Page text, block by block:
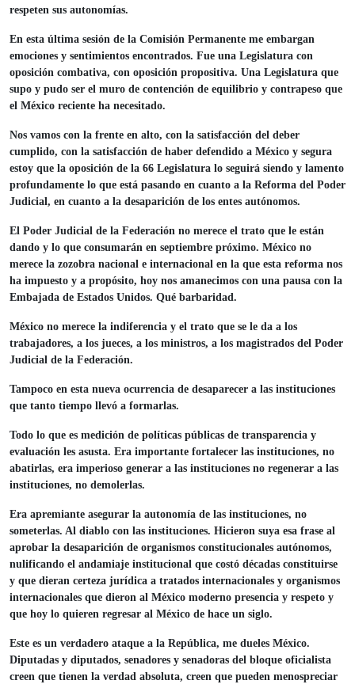
respeten sus autonomías.
En esta última sesión de la Comisión Permanente me embargan
emociones y sentimientos encontrados. Fue una Legislatura con
oposición combativa, con oposición propositiva. Una Legislatura que
supo y pudo ser el muro de contención de equilibrio y contrapeso que
el México reciente ha necesitado.
Nos vamos con la frente en alto, con la satisfacción del deber
cumplido, con la satisfacción de haber defendido a México y segura
estoy que la oposición de la 66 Legislatura lo seguirá siendo y lamento
profundamente lo que está pasando en cuanto a la Reforma del Poder
Judicial, en cuanto a la desaparición de los entes autónomos.
El Poder Judicial de la Federación no merece el trato que le están
dando y lo que consumarán en septiembre próximo. México no
merece la zozobra nacional e internacional en la que esta reforma nos
ha impuesto y a propósito, hoy nos amanecimos con una pausa con la
Embajada de Estados Unidos. Qué barbaridad.
México no merece la indiferencia y el trato que se le da a los
trabajadores, a los jueces, a los ministros, a los magistrados del Poder
Judicial de la Federación.
Tampoco en esta nueva ocurrencia de desaparecer a las instituciones
que tanto tiempo llevó a formarlas.
Todo lo que es medición de políticas públicas de transparencia y
evaluación les asusta. Era importante fortalecer las instituciones, no
abatirlas, era imperioso generar a las instituciones no regenerar a las
instituciones, no demolerlas.
Era apremiante asegurar la autonomía de las instituciones, no
someterlas. Al diablo con las instituciones. Hicieron suya esa frase al
aprobar la desaparición de organismos constitucionales autónomos,
nulificando el andamiaje institucional que costó décadas constituirse
y que dieran certeza jurídica a tratados internacionales y organismos
internacionales que dieron al México moderno presencia y respeto y
que hoy lo quieren regresar al México de hace un siglo.
Este es un verdadero ataque a la República, me dueles México.
Diputadas y diputados, senadores y senadoras del bloque oficialista
creen que tienen la verdad absoluta, creen que pueden menospreciar